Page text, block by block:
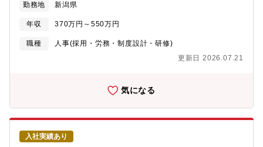
用■社会保険・労働保険に関する各種手続き■福利厚生制度の運
用・改善■労務関連法令への対応や社内規程の整備■各部門や社外
機関との連携・調整■業務効率化や働きやすい職場づくりに向けた
改善活動【入社後のキャリア】まずは担当業務を通じて労務の専
域を広げ、採用、人材育成、人事制度の企画・改善やプロジェク
を牽引する存在として長期的に活躍いただくことを期待していま
す。【同社商品の強み】 会社はまだまだ成長中で、西日本の発
展・拡大の可能性はまだまだ大きい現状です。また、日本の高齢
化により、商品の需要は高まりを見せており、販売量の拡大・市
場シェアの伸び率も高くなる現状です。日本国内における更なる
販売の強化のために人員の増員募集をしております。【同社につ
勤務地 新潟県
年収 370万円～550万円
職種
人事(採用・労務・制度設計・研修)
更新日 2026.07.21
気になる
入社実績あり